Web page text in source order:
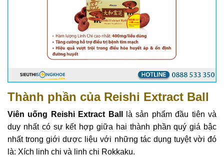
Thành phần của Reishi Extract Ball
Viên uống Reishi Extract Ball
là sản phẩm đầu tiên và
duy nhất có sự kết hợp giữa hai thành phần quý giá bậc
nhất trong giới dược liệu với những tác dụng tuyệt vời đó
là: Xích linh chi và linh chi Rokkaku.